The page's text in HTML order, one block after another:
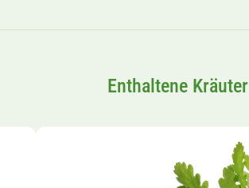
Enthaltene Kräuter